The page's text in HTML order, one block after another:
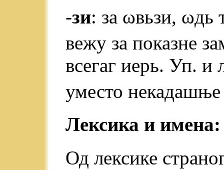
-зи: за ωвьзи, ωдь
вежу за показне
всегаг иерь. Уп. и
уместо
Лексика и имена:
Од лексике